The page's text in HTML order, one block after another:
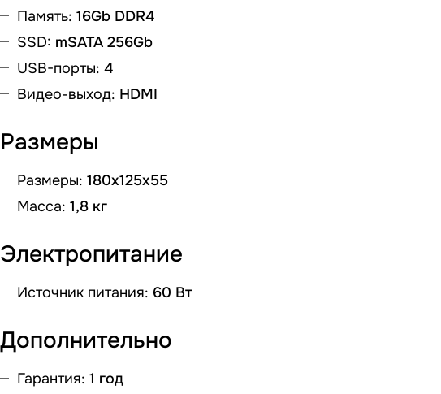
Память: 16Gb DDR4
SSD: mSATA 256Gb
USB-порты: 4
Видео-выход: HDMI
Размеры
Размеры: 180х125х55
Масса: 1,8 кг
Электропитание
Источник питания: 60 Вт
Дополнительно
Гарантия: 1 год